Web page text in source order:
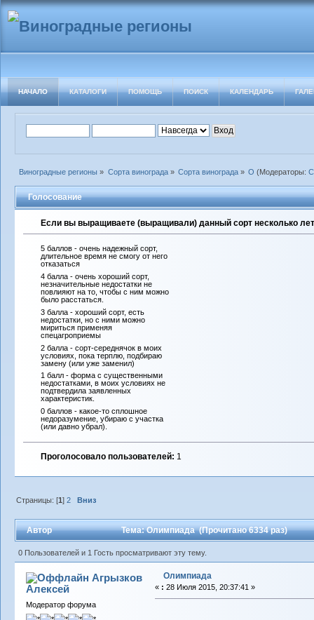
НАЧАЛО КАТАЛОГИ ПОМОЩЬ ПОИСК КАЛЕНДАРЬ
Виноградные регионы » Сорта винограда» Сорта винограда» О (Модераторы:
Голосование
Если вы выращиваете (выращивали) данный сорт несколько
5 баллов - очень надежный сорт,
длительное время не смогу от него
отказаться
4 балла - очень хороший сорт,
незначительные недостатки не
повлияют на то, чтобы с ним можно
было расстаться.
3 балла - хороший сорт, есть
недостатки, но с ними можно
мириться применяя
спецагроприемы
2 балла - сорт-середнячок в моих
условиях, пока терплю, подбираю
замену (или уже заменил)
1 балл - форма с существенными
недостатками, в моих условиях не
подтвердила заявленных
характеристик.
0 баллов - какое-то сплошное
недоразумение, убираю с участка
(или давно убрал).
Проголосовало пользователей: 1
Страницы: [1]2 Вниз
Автор Тема: Олимпиада (Прочитано 6334 раз)
0 Пользователей и 1 Гость просматривают эту тему.
Агрызков
Алексей
Модератор форума
Олимпиада
« : 28 Июля 2015, 20:37:41 »